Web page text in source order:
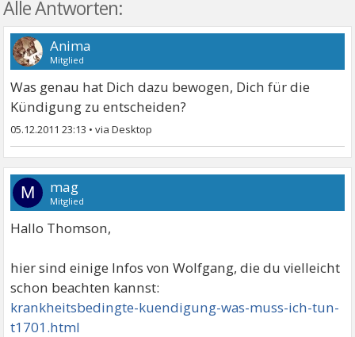
Alle Antworten:
Anima
Mitglied
Was genau hat Dich dazu bewogen, Dich für die
Kündigung zu entscheiden?
05.12.2011 23:13 •
M mag
Mitglied
Hallo Thomson,
hier sind einige Infos von Wolfgang, die du vielleicht
schon beachten kannst:
krankheitsbedingte-kuendigung-was-muss-ich-tun-
t1701.html